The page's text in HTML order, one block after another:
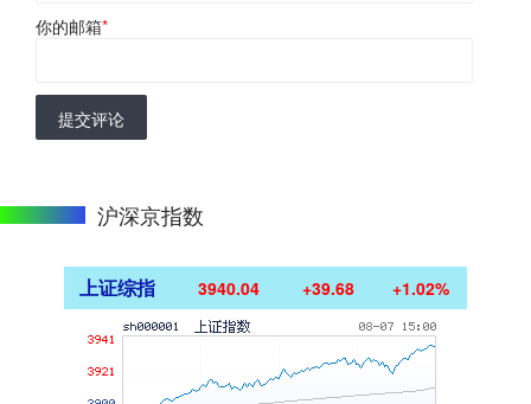
你的邮箱*
提交评论
沪深京指数
上证综指 3940.04 +39.68 +1.02%